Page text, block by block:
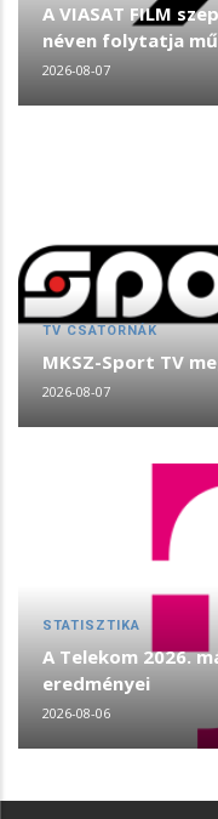
A VIASAT FILM
néven folytatja
2026-08-07
TV CSATORNÁK
MKSZ-Sport TV
2026-08-07
STATISZTIKA
A Telekom 2026.
eredményei
2026-08-06